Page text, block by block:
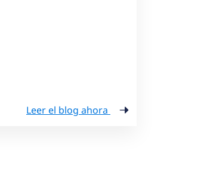
Leer el blog ahora